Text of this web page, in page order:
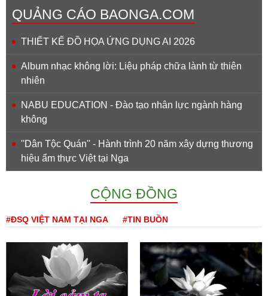
QUẢNG CÁO BAONGA.COM
THIẾT KẾ ĐỒ HỌA ỨNG DỤNG AI 2026
Album nhạc không lời: Liệu pháp chữa lành từ thiên
nhiên
NABU EDUCATION - Đào tạo nhân lực ngành hàng
không
''Dân Tộc Quán'' - Hành trình 20 năm xây dựng thương
hiệu ẩm thực Việt tại Nga
CỘNG ĐỒNG
#ĐSQ VIỆT NAM TẠI NGA #TIN BUỒN